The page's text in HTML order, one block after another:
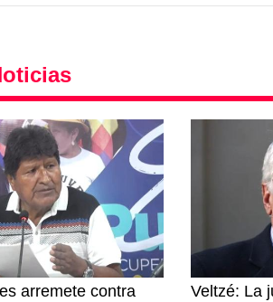
arremete contra
Veltzé: La